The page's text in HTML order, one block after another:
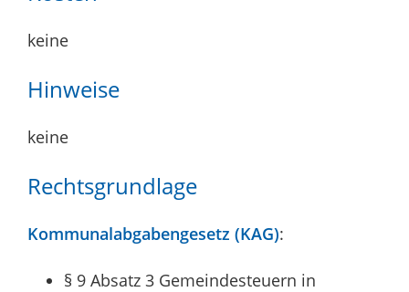
keine
Hinweise
keine
Rechtsgrundlage
Kommunalabgabengesetz (KAG):
§ 9 Absatz 3 Gemeindesteuern in